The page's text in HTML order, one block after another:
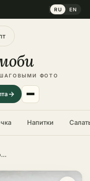
RU EN
ФОТО
Напитки
Рубленные котлеты из куриного бедра – пошаговый рецепт в домашних условиях